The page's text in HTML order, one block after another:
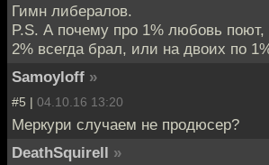
Гимн либералов.
P.S. А почему про 1% любовь
2% всегда брал, или на двоих по
Samoyloff »
#5 | 04.10.16 13:20
Меркури случаем не продюсер?
DeathSquirell »